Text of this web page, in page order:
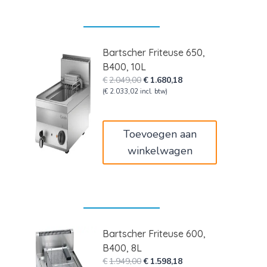
Bartscher Friteuse 650,
B400, 10L
€2.049,00Oorspronkelijke
prijs
€ 1.680,18Huidige
(€ 2.033,02 incl. btw)
Toevoegen aan
winkelwagen
Bartscher Friteuse 600,
B400, 8L
€1.949,00Oorspronkelijke
€ 1.598,18Huidige